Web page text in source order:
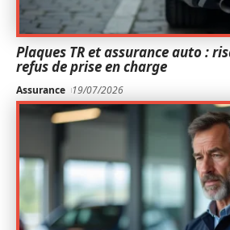
Plaques TR et assurance auto :
refus de prise en charge
Assurance 19/07/2026